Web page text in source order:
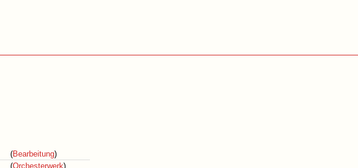
(Bearbeitung)
(Orchesterwerk)